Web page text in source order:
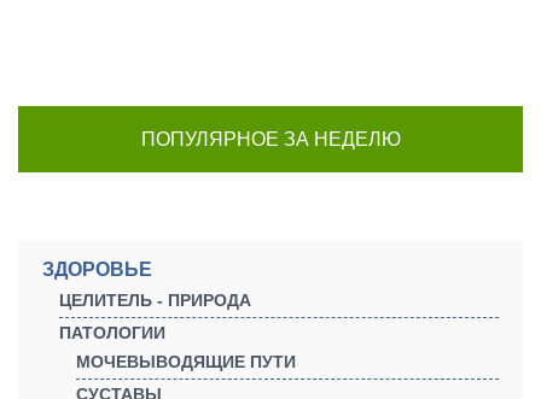
ПОПУЛЯРНОЕ ЗА НЕДЕЛЮ
ЗДОРОВЬЕ
ЦЕЛИТЕЛЬ - ПРИРОДА
ПАТОЛОГИИ
МОЧЕВЫВОДЯЩИЕ ПУТИ
СУСТАВЫ